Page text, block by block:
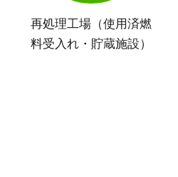
再処理工場（使用済燃
料受入れ・貯蔵施設）